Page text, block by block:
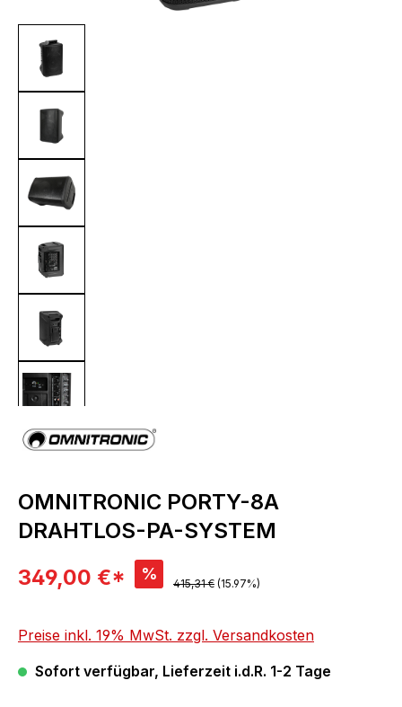
OMNITRONIC PORTY-8A
DRAHTLOS-PA-SYSTEM
Verkaufspreis:
349,00 €* % Regulärer Preis:
415,31 € (15.97%)
Preise inkl. 19% MwSt. zzgl. Versandkosten
Sofort verfügbar, Lieferzeit i.d.R. 1-2 Tage